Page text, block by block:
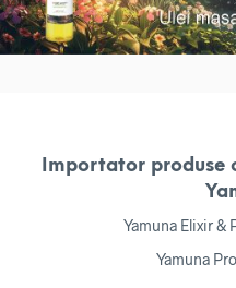
Importator produse
Yamuna Elixir &
Yamuna